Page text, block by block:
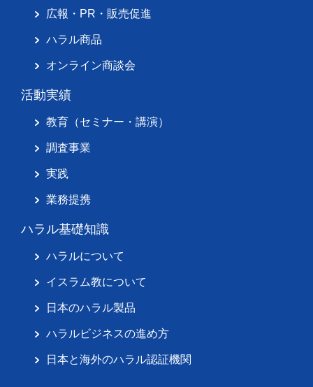
広報・PR・販売促進
ハラル商品
オンライン商談会
活動実績
教育（セミナー・講演）
調査事業
実践
業務提携
ハラル基礎知識
ハラルについて
イスラム教について
日本のハラル製品
ハラルビジネスの進め方
日本と海外のハラル認証機関